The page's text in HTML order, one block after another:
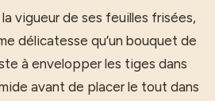
vigueur de ses feuilles frisées,
délicatesse qu’un bouquet de
à envelopper les tiges dans
avant de placer le tout dans